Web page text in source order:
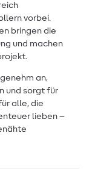
vorbei.
bringen die
und machen
an,
und sorgt für
alle, die
lieben –